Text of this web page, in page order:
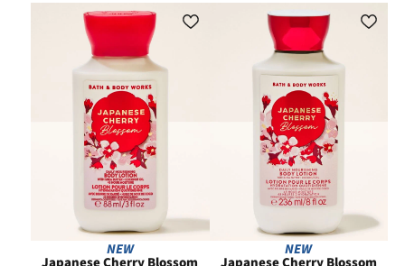
NEW
Japanese Cherry Blossom
NEW
Japanese Cherry Blossom